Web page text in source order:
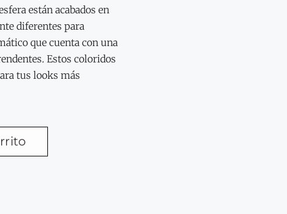
están acabados en
diferentes para
que cuenta con una
Estos coloridos
tus looks más